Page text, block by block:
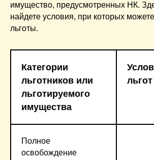
имущество, предусмотренных НК.
найдете условия, при которых
льготы.
Категории
льготников или
льготируемого
имущества
льгот
Полное
освобождение